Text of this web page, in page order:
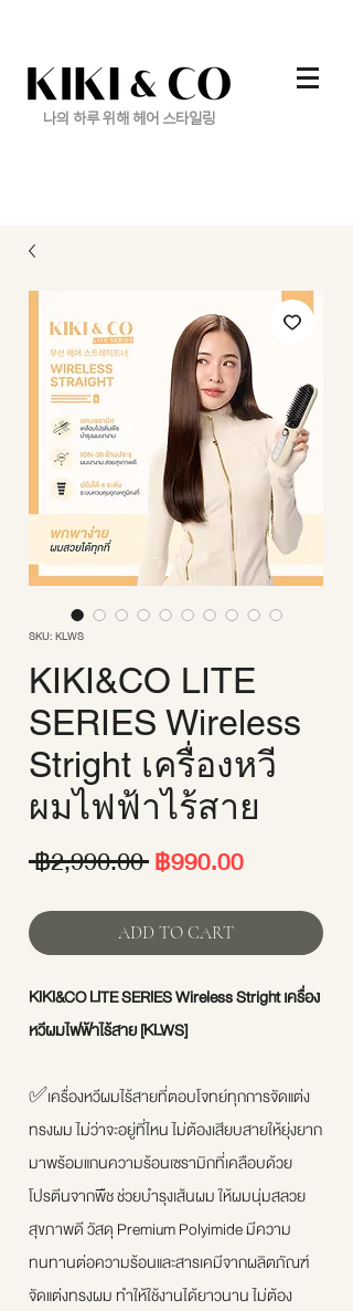
나의 하루 위해 헤어 스타일링
SKU: KLWS
KIKI&CO LITE
SERIES Wireless
Stright เครื่องหวี
ผมไฟฟ้าไร้สาย
฿2,990.00 ราคา
ปกติ
฿990.00ราคา
ขาย
ลด
ADD TO CART
KIKI&CO LITE SERIES Wireless Stright เครื่อง
หวีผมไฟฟ้าไร้สาย [KLWS]
✅เครื่องหวีผมไร้สายที่ตอบโจทย์ทุกการจัดแต่ง
ทรงผม ไม่ว่าจะอยู่ที่ไหน ไม่ต้องเสียบสายให้ยุ่งยาก
มาพร้อมแกนความร้อนเซรามิกที่เคลือบด้วย
โปรตีนจากพืช ช่วยบำรุงเส้นผม ให้ผมนุ่มสลวย
สุขภาพดี วัสดุ Premium Polyimide มีความ
ทนทานต่อความร้อนและสารเคมีจากผลิตภัณฑ์
จัดแต่งทรงผม ทำให้ใช้งานได้ยาวนาน ไม่ต้อง